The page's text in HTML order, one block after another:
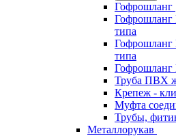
Гофрошланг
Гофрошланг
типа
Гофрошланг
типа
Труба ПВХ
Крепеж -
Муфта
Трубы,
Металлорукав